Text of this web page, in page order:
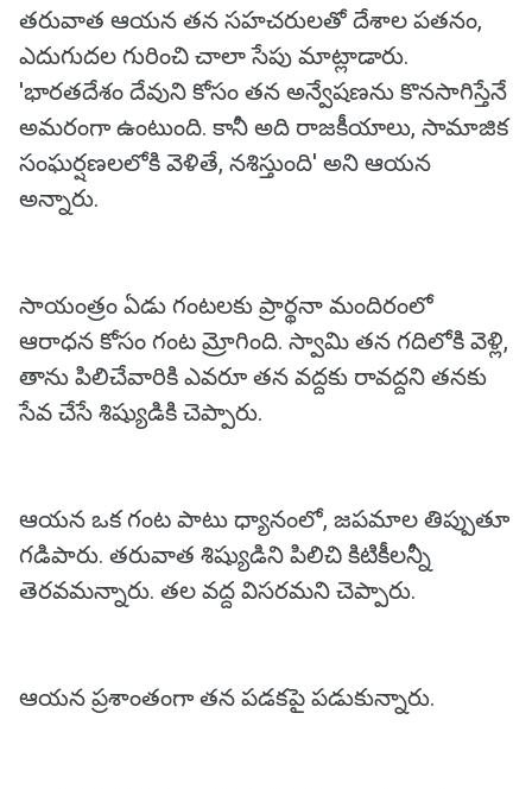
తరువాత ఆయన తన సహచరులతో దేశాల పతనం,
ఎదుగుదల గురించి చాలా సేపు మాట్లాడారు.
'భారతదేశం దేవుని కోసం తన అన్వేషణను కొనసాగిస్తేనే
అమరంగా ఉంటుంది. కానీ అది రాజకీయాలు, సామాజిక
సంఘర్షణలలోకి వెళితే, నశిస్తుంది' అని ఆయన
అన్నారు.
సాయంత్రం ఏడు గంటలకు ప్రార్థనా మందిరంలో
ఆరాధన కోసం గంట మ్రోగింది. స్వామి తన గదిలోకి వెళ్లి,
తాను పిలిచేవారికి ఎవరూ తన వద్దకు రావద్దని తనకు
సేవ చేసే శిష్యుడికి చెప్పారు.
ఆయన ఒక గంట పాటు ధ్యానంలో, జపమాల తిప్పుతూ
గడిపారు. తరువాత శిష్యుడిని పిలిచి కిటికీలన్నీ
తెరవమన్నారు. తల వద్ద విసరమని చెప్పారు.
ఆయన ప్రశాంతంగా తన పడకపై పడుకున్నారు.